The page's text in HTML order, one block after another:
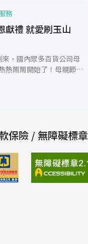
務
刷玉山
，國內眾多百貨公司母
熱鬧鬧開始了！母親節是
滿額禮等好康。玉山銀行
禮活動，2012/4/26～
山信用卡當日單卡刷卡累
lock玻璃密封罐
滿18,000元贈「新光三越
份；滿50,000元贈「新光
保險 / 無障礙標章